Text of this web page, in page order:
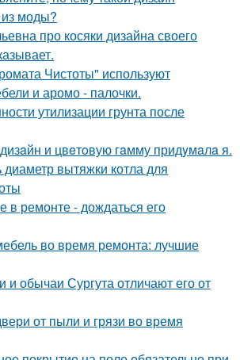
моды?
про косяки дизайна своего
Чистоты" используют
и аромо - палочки.
утилизации грунта после
и цвeтoвую гaмму придyмaлa я.
диаметр вытяжки котла для
в ремонте - дождаться его
во время ремонта: лучшие
и обычаи Сургута отличают его от
от пыли и грязи во время